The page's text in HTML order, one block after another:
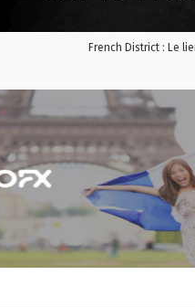
French District : Le